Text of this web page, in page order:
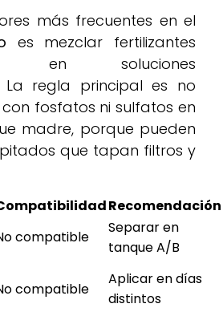
más frecuentes en el
es mezclar fertilizantes
en soluciones
La regla principal es no
fosfatos ni sulfatos en
madre, porque pueden
que tapan filtros y
Recomendación
compatible
Separar en
tanque A/B
compatible
Aplicar en días
distintos